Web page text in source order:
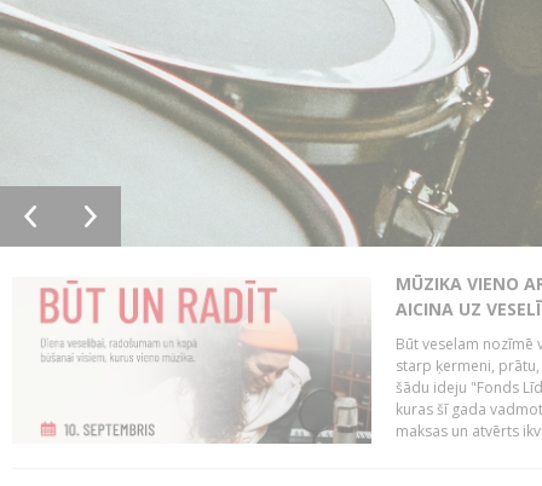
MŪZIKA VIENO
AICINA UZ
Būt veselam nozīmē
starp ķermeni,
šādu ideju "Fonds
kuras šī gada
maksas un atvērts